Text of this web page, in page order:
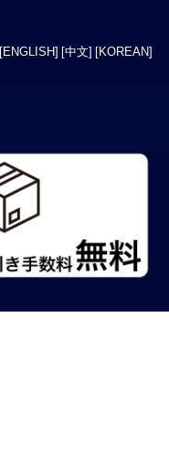
[ENGLISH] [中文] [KOREAN]